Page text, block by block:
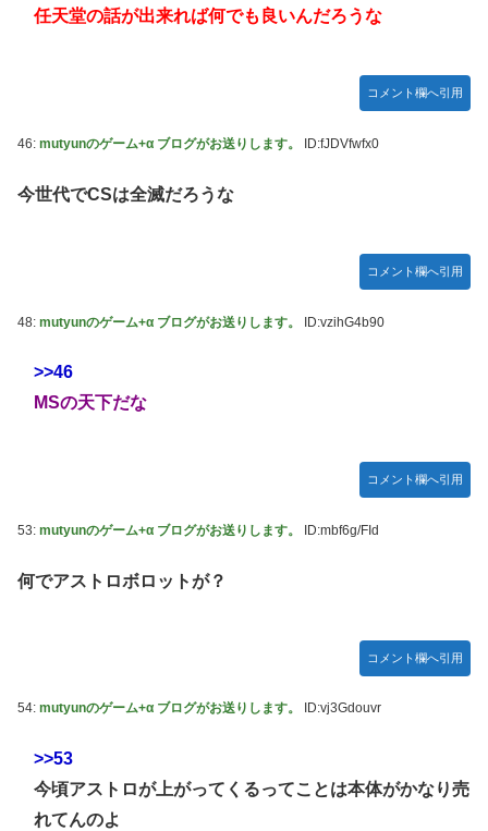
任天堂の話が出来れば何でも良いんだろうな
コメント欄へ引用
46: mutyunのゲーム+α ブログがお送りします。 ID:fJDVfwfx0
今世代でCSは全滅だろうな
コメント欄へ引用
48: mutyunのゲーム+α ブログがお送りします。 ID:vzihG4b90
>>46
MSの天下だな
コメント欄へ引用
53: mutyunのゲーム+α ブログがお送りします。 ID:mbf6g/FId
何でアストロボロットが？
コメント欄へ引用
54: mutyunのゲーム+α ブログがお送りします。 ID:vj3Gdouvr
>>53
今頃アストロが上がってくるってことは本体がかなり売
れてんのよ